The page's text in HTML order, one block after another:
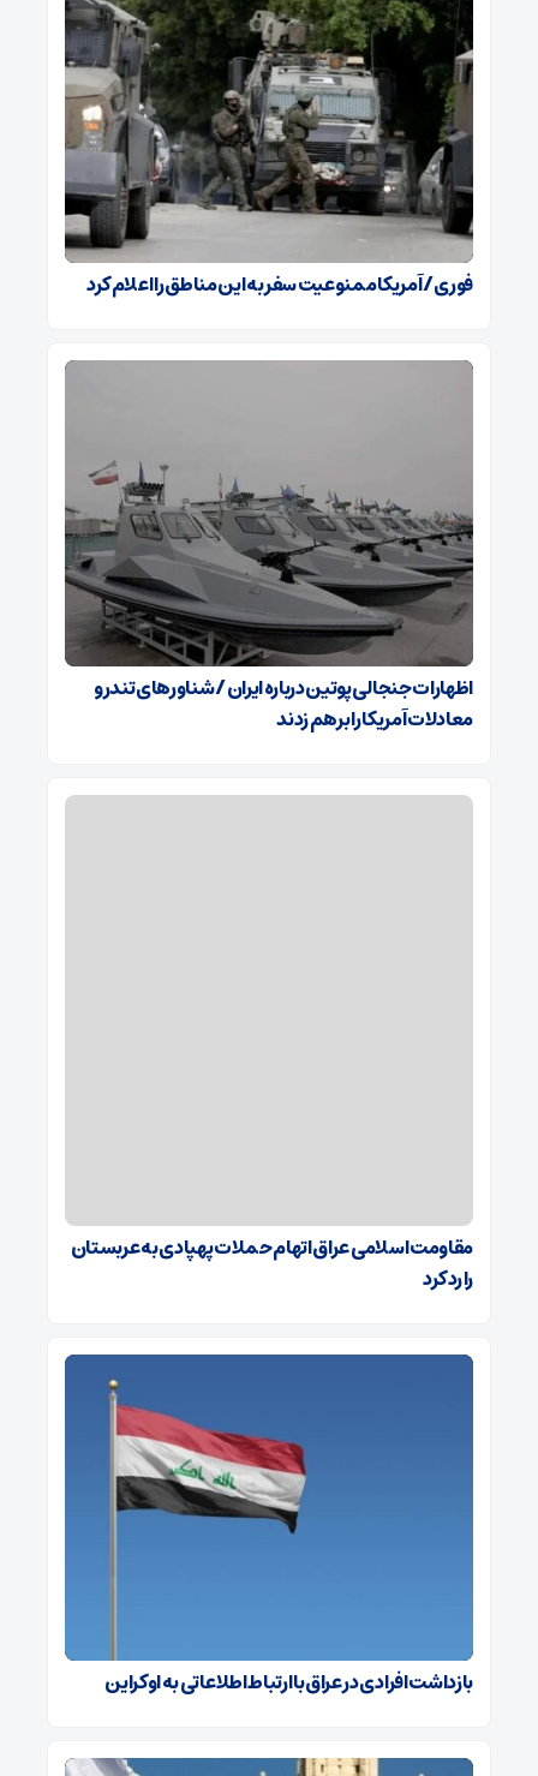
فوری / آمریکا ممنوعیت سفر به این مناطق را اعلام کرد
اظهارات جنجالی پوتین درباره ایران / شناورهای تندرو
معادلات آمریکا را برهم زدند
مقاومت اسلامی عراق اتهام حملات پهپادی به عربستان
را رد کرد
بازداشت افرادی در عراق با ارتباط اطلاعاتی به اوکراین